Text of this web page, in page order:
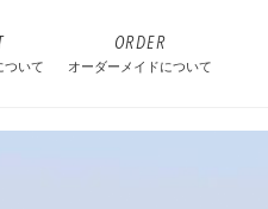
ついて
ORDER
オーダーメイドについて